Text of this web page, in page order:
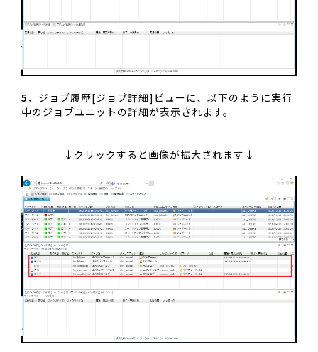
5． ジョブ履歴[ジョブ詳細]ビューに、以下のように実行
中のジョブユニットの詳細が表示されます。
↓クリックすると画像が拡大されます↓